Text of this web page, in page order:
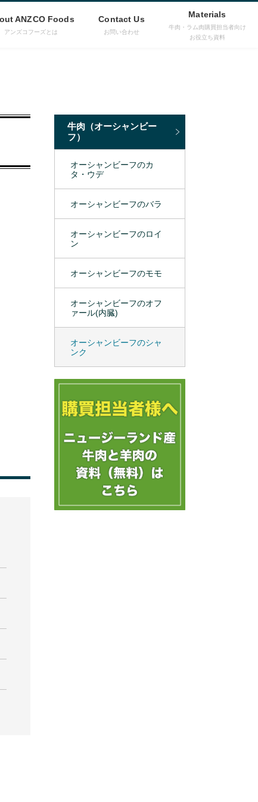
ANZCO Foods
アンズコフーズとは
Contact Us
お問い合わせ
Materials
牛肉・ラム肉購買担当者向け
お役立ち資料
牛肉（オーシャンビー
フ）
オーシャンビーフのカ
タ・ウデ
オーシャンビーフのバラ
オーシャンビーフのロイ
ン
オーシャンビーフのモモ
オーシャンビーフのオフ
ァール(内臓)
オーシャンビーフのシャ
ンク